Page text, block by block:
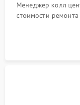
Менеджер колл
стоимости